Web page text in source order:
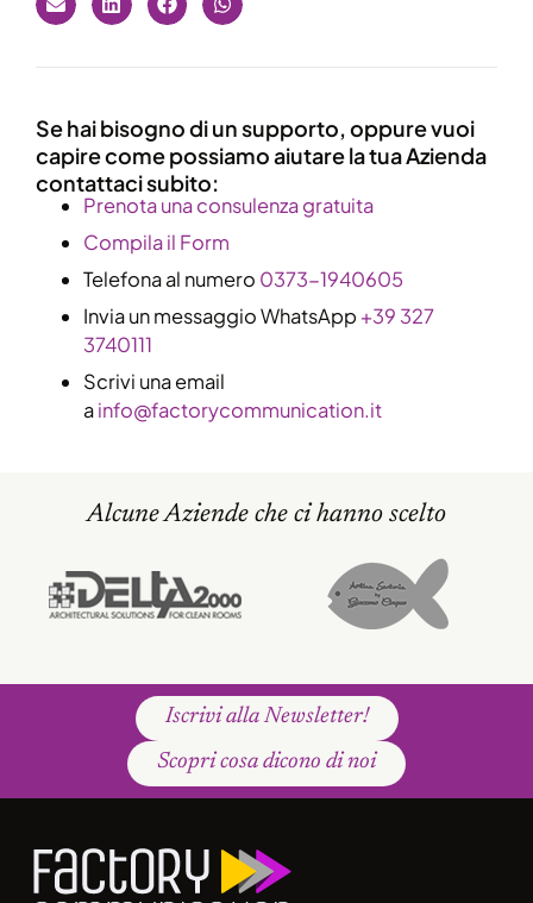
Se hai bisogno di un supporto, oppure vuoi
capire come possiamo aiutare la tua Azienda
contattaci subito:
​Prenota una consulenza gratuita
Compila il Form
Telefona al numero 0373-1940605
Invia un messaggio WhatsApp +39 327
3740111
Scrivi una email
ainfo@factorycommunication.it
Alcune Aziende che ci hanno scelto
Iscrivi alla Newsletter!
Scopri cosa dicono di noi